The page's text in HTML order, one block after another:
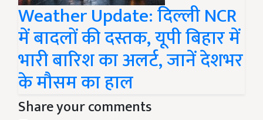
Weather Update: दिल्ली NCR
में बादलों की दस्तक, यूपी बिहार में
भारी बारिश का अलर्ट, जानें देशभर
के मौसम का हाल
Share your comments